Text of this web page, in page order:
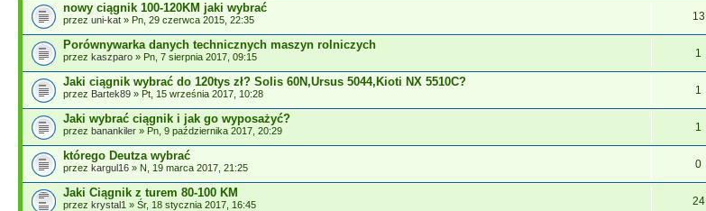
nowy ciągnik 100-120KM jaki wybrać
przez uni-kat » Pn, 29 czerwca 2015, 22:35 13
Porównywarka danych technicznych maszyn rolniczych
przez kaszparo » Pn, 7 sierpnia 2017, 09:15 1
Jaki ciągnik wybrać do 120tys zł? Solis 60N,Ursus 5044,Kioti NX 5510C?
przez Bartek89 » Pt, 15 września 2017, 10:28 1
Jaki wybrać ciągnik i jak go wyposażyć?
przez banankiler » Pn, 9 października 2017, 20:29 1
którego Deutza wybrać
przez kargul16 » N, 19 marca 2017, 21:25 0
Jaki Ciągnik z turem 80-100 KM
przez krystal1 » Śr, 18 stycznia 2017, 16:45 24